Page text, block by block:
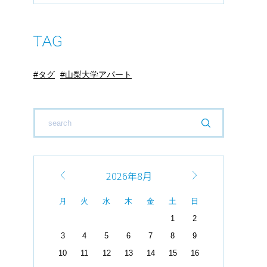
タグ 山梨大学アパート
2026年8月
月 火 水 木 金 土
日
1
2
3
4 5 6 7 8
9
10
11 12 13 14 15
16